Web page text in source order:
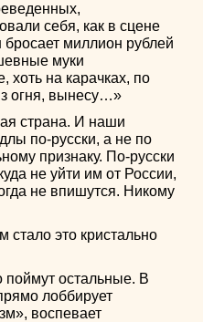
себя, как в сцене
бросает миллион рублей
муки
хоть на карачках, по
огня, вынесу…»
страна. И наши
по-русски, а не по
признаку. По-русски
не уйти им от России,
не впишутся. Никому
стало это кристально
поймут остальные. В
лоббирует
воспевает